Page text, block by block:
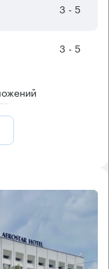
3 - 5
3 - 5